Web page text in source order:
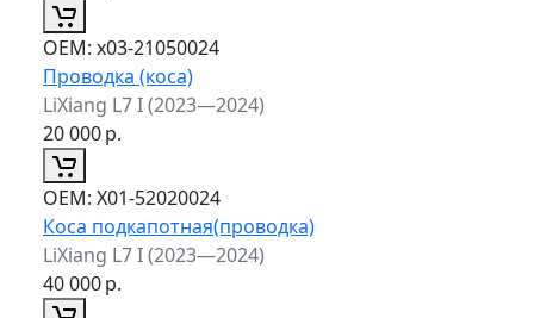
ОЕМ: x03-21050024
Проводка (коса)
LiXiang L7 I (2023—2024)
20 000р.
ОЕМ: X01-52020024
Коса подкапотная(проводка)
LiXiang L7 I (2023—2024)
40 000р.